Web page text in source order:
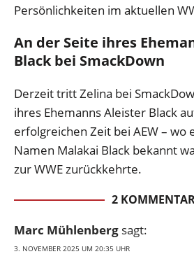
Persönlichkeiten im aktuellen
An der Seite ihres
Black bei SmackDown
Derzeit tritt Zelina bei
ihres Ehemanns Aleister Black
erfolgreichen Zeit bei AEW – wo
Namen Malakai Black bekannt
zur WWE zurückkehrte.
2
Marc Mühlenberg sagt:
3. NOVEMBER 2025 UM 20:35 UHR